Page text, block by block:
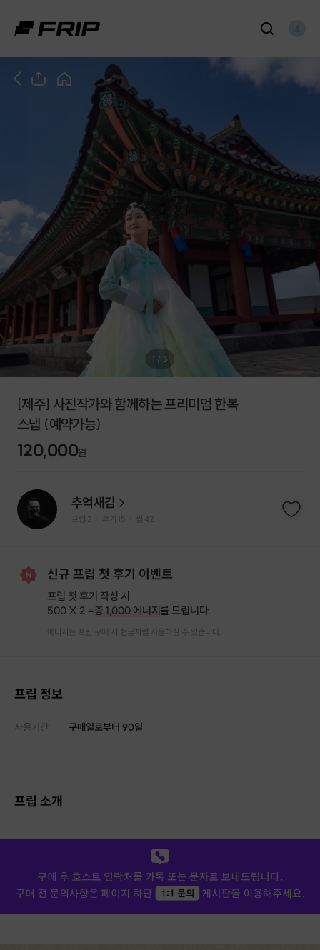
1 / 5
[제주] 사진작가와 함께하는 프리미엄 한복
스냅 (예약가능)
120,000원
추억새김
프립 2 후기 15 찜 42
신규 프립 첫 후기 이벤트
프립 첫 후기 작성 시
500 X 2 =총 1,000 에너지를 드립니다.
에너지는 프립 구매 시 현금처럼 사용하실 수 있습니다.
프립 정보
사용기간 구매일로부터 90일
프립 소개